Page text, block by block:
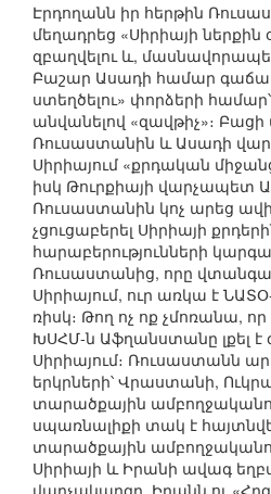
Էրդողանն իր հերթին
մեղադրեց «Սիրիայի
զբաղվելու և,
Բաշար Ասադի համար
ստեղծելու» փորձերի
անվանելով «զավթիչ»։ Բացի
Ռուսաստանին և Ասադի
Սիրիայում «քրդական
իսկ Թուրքիայի վարչապետ
Ռուսաստանին կոչ արեց
չցուցաբերել Սիրիայի
հարաբերությունների
Ռուսաստանից, որը
Սիրիայում, ուր առկա է
ռիսկ։ Թող ոչ ոք չմոռանա,
ԽՍՀՄ-ն Աֆղանստանը լքել է
Սիրիայում։ Ռուսաստանն
երկրների՝ Վրաստանի,
տարածքային
սպառնալիքի տակ է
տարածքային
Սիրիայի և Իրանի ավագ